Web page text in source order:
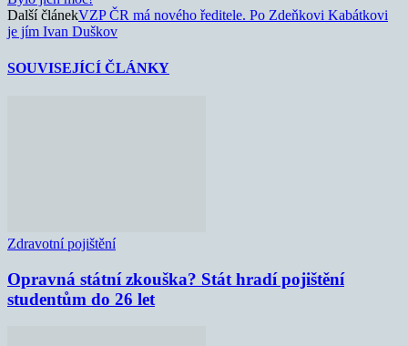
Další článekVZP ČR má nového ředitele. Po Zdeňkovi Kabátkovi
je jím Ivan Duškov
SOUVISEJÍCÍ ČLÁNKY
Zdravotní pojištění
Opravná státní zkouška? Stát hradí pojištění
studentům do 26 let